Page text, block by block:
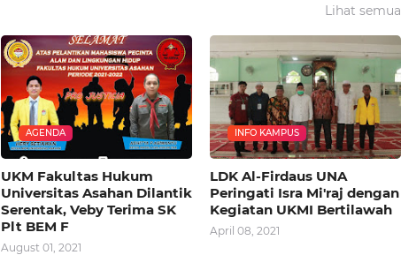
Lihat semua
AGENDA
UKM Fakultas Hukum
Universitas Asahan Dilantik
Serentak, Veby Terima SK
Plt BEM F
August 01, 2021
INFO KAMPUS
LDK Al-Firdaus UNA
Peringati Isra Mi'raj dengan
Kegiatan UKMI Bertilawah
April 08, 2021